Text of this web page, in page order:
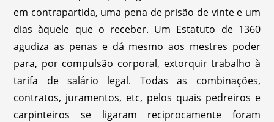
em contrapartida, uma pena de prisão de vinte e um
dias àquele que o receber. Um Estatuto de 1360
agudiza as penas e dá mesmo aos mestres poder
para, por compulsão corporal, extorquir trabalho à
tarifa de salário legal. Todas as combinações,
contratos, juramentos, etc, pelos quais pedreiros e
carpinteiros se ligaram reciprocamente foram